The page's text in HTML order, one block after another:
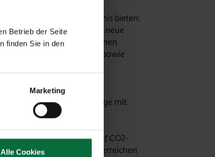
Betrieb der Seite
finden Sie in den
Marketing
Alle Cookies
völlig neues Reiseerlebnis bieten:
vor allem die neue
mit dem 29. März 2022 seinen
Wiener Stadtzentrum, sowie
größte Photovoltaik-Anlage mit
und mit der Umstellung auf CO2-
CO2-neutralen Betrieb erreichen